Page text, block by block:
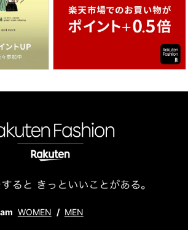
WOMEN / MEN